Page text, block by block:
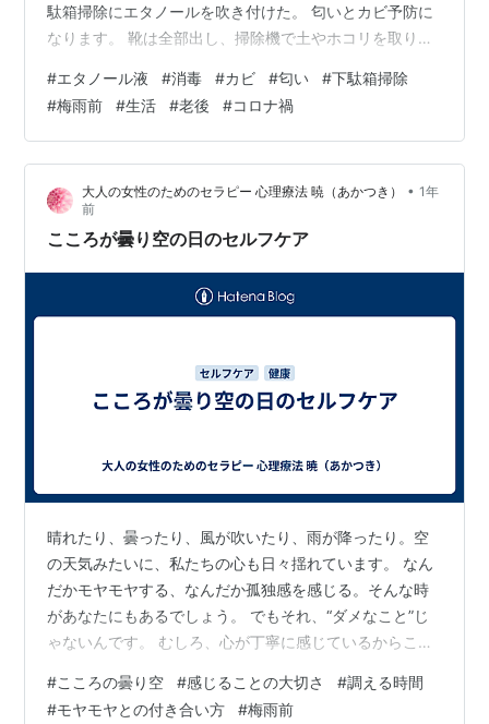
駄箱掃除にエタノールを吹き付けた。 匂いとカビ予防に
なります。 靴は全部出し、掃除機で土やホコリを取り軽
まま放置。5～6分で乾きます。 梅雨までにやるのが良い
です。独特の匂いが消えます。 無水エタノールは８０％
の濃度で消毒用エタノールはすでに希釈してあるのでそ
のまま使えます。 スプレー式の容器に入れてなるべく広
範囲に拡散できる容器がいいです。 私は以前断捨離した
時押入れの中をエタノールで消毒しま…
#エタノール液 #消毒 #カビ #匂い #下駄箱掃除
#梅雨前 #生活 #老後 #コロナ禍
大人の女性のためのセラピー 心理療法 暁（あかつき） • 1年
前
こころが曇り空の日のセルフケア
晴れたり、曇ったり、風が吹いたり、雨が降ったり。空
の天気みたいに、私たちの心も日々揺れています。 なん
だかモヤモヤする、なんだか孤独感を感じる。そんな時
があなたにもあるでしょう。 でもそれ、“ダメなこと”じ
ゃないんです。 むしろ、心が丁寧に感じているからこそ
が、いちばんのセルフケアかもしれません。 たとえば
#こころの曇り空 #感じることの大切さ #調える時間
#モヤモヤとの付き合い方 #梅雨前